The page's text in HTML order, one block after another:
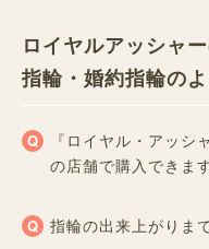
ロイヤルアッシャ
指輪・婚約指輪の
『ロイヤル・アッシ
の店舗で購入できま
指輪の出来上がりま